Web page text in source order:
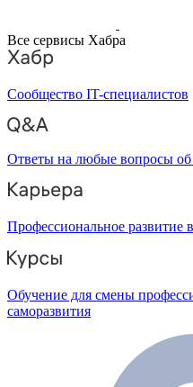
Все сервисы Хабра
Сообщество IT-специалистов
Ответы на любые вопросы
Профессиональное развитие
Обучение для смены
саморазвития